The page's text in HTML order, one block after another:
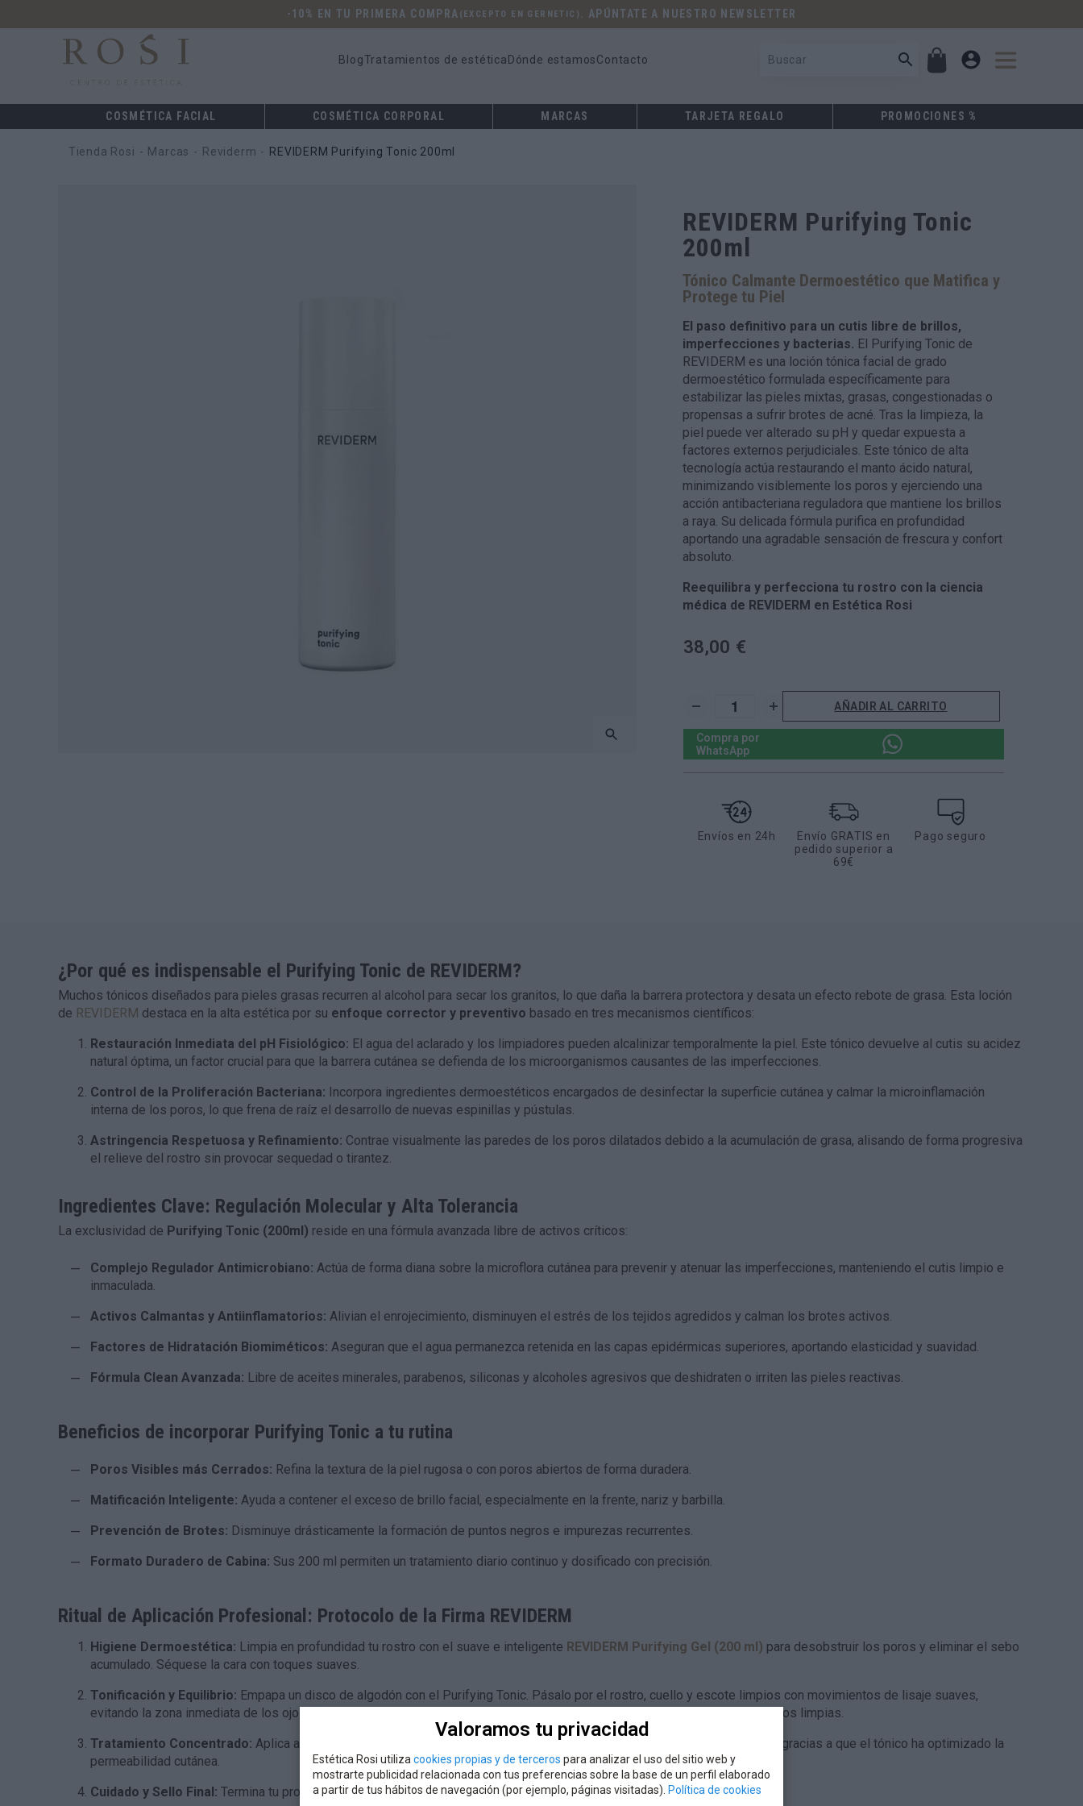
-10% EN TU PRIMERA COMPRA (EXCEPTO EN GERNETIC) . APÚNTATE A NUESTRO NEWSLETTER
BlogTratamientos de estética Dónde estamosContacto
COSMÉTICA FACIAL COSMÉTICA CORPORAL MARCAS TARJETA REGALO PROMOCIONES %
Tienda Rosi Marcas Reviderm REVIDERM Purifying Tonic 200ml
REVIDERM Purifying Tonic
200ml
Tónico Calmante Dermoestético que Matifica y
Protege tu Piel
El paso definitivo para un cutis libre de brillos,
imperfecciones y bacterias. El Purifying Tonic de
REVIDERM es una loción tónica facial de grado
dermoestético formulada específicamente para
estabilizar las pieles mixtas, grasas, congestionadas o
propensas a sufrir brotes de acné. Tras la limpieza, la
piel puede ver alterado su pH y quedar expuesta a
factores externos perjudiciales. Este tónico de alta
tecnología actúa restaurando el manto ácido natural,
minimizando visiblemente los poros y ejerciendo una
acción antibacteriana reguladora que mantiene los brillos
a raya. Su delicada fórmula purifica en profundidad
aportando una agradable sensación de frescura y confort
absoluto.
Reequilibra y perfecciona tu rostro con la ciencia
médica de REVIDERM en Estética Rosi
AÑADIR AL CARRITO
Compra por
WhatsApp
Envíos en 24h
Envío GRATIS en
pedido superior a
69€
Pago seguro
¿Por qué es indispensable el Purifying Tonic de REVIDERM?
Muchos tónicos diseñados para pieles grasas recurren al alcohol para secar los granitos, lo que daña la barrera protectora y desata un efecto rebote de grasa. Esta loción
de REVIDERM destaca en la alta estética por su enfoque corrector y preventivo basado en tres mecanismos científicos:
Restauración Inmediata del pH Fisiológico: El agua del aclarado y los limpiadores pueden alcalinizar temporalmente la piel. Este tónico devuelve al cutis su acidez
natural óptima, un factor crucial para que la barrera cutánea se defienda de los microorganismos causantes de las imperfecciones.
Control de la Proliferación Bacteriana: Incorpora ingredientes dermoestéticos encargados de desinfectar la superficie cutánea y calmar la microinflamación
interna de los poros, lo que frena de raíz el desarrollo de nuevas espinillas y pústulas.
Astringencia Respetuosa y Refinamiento: Contrae visualmente las paredes de los poros dilatados debido a la acumulación de grasa, alisando de forma progresiva
el relieve del rostro sin provocar sequedad o tirantez.
Ingredientes Clave: Regulación Molecular y Alta Tolerancia
La exclusividad de Purifying Tonic (200ml) reside en una fórmula avanzada libre de activos críticos:
Complejo Regulador Antimicrobiano: Actúa de forma diana sobre la microflora cutánea para prevenir y atenuar las imperfecciones, manteniendo el cutis limpio e
inmaculada.
Activos Calmantas y Antiinflamatorios: Alivian el enrojecimiento, disminuyen el estrés de los tejidos agredidos y calman los brotes activos.
Factores de Hidratación Biomiméticos: Aseguran que el agua permanezca retenida en las capas epidérmicas superiores, aportando elasticidad y suavidad.
Fórmula Clean Avanzada: Libre de aceites minerales, parabenos, siliconas y alcoholes agresivos que deshidraten o irriten las pieles reactivas.
Beneficios de incorporar Purifying Tonic a tu rutina
Poros Visibles más Cerrados: Refina la textura de la piel rugosa o con poros abiertos de forma duradera.
Matificación Inteligente: Ayuda a contener el exceso de brillo facial, especialmente en la frente, nariz y barbilla.
Prevención de Brotes: Disminuye drásticamente la formación de puntos negros e impurezas recurrentes.
Formato Duradero de Cabina: Sus 200 ml permiten un tratamiento diario continuo y dosificado con precisión.
Ritual de Aplicación Profesional: Protocolo de la Firma REVIDERM
Higiene Dermoestética: Limpia en profundidad tu rostro con el suave e inteligente REVIDERM Purifying Gel (200 ml) para desobstruir los poros y eliminar el sebo
acumulado. Séquese la cara con toques suaves.
Tonificación y Equilibrio: Empapa un disco de algodón con el Purifying Tonic. Pásalo por el rostro, cuello y escote limpios con movimientos de lisaje suaves,
evitando la zona inmediata de los ojos. También puedes aplicarlo directamente a toques suaves con las palmas de las manos limpias.
Tratamiento Concentrado: Aplica a continuación tu sérum específico de REVIDERM, el cual penetrará con mayor eficacia gracias a que el tónico ha optimizado la
permeabilidad cutánea.
Cuidado y Sello Final: Termina tu protocolo aplicando tu crema hidratante o seborreguladora habitual de la firma.
Valoramos tu privacidad
Estética Rosi utiliza cookies propias y de terceros para analizar el uso del sitio web y
mostrarte publicidad relacionada con tus preferencias sobre la base de un perfil elaborado
a partir de tus hábitos de navegación (por ejemplo, páginas visitadas). Política de cookies